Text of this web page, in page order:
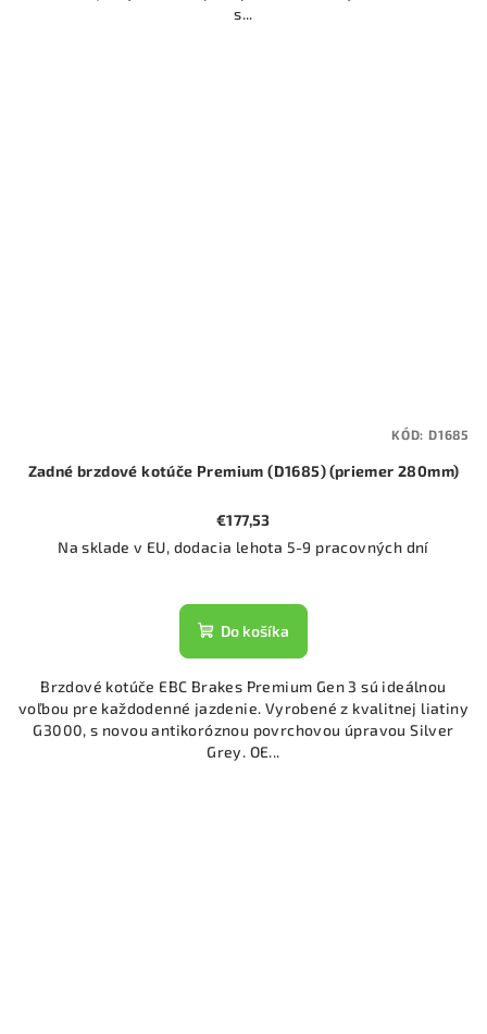
s...
Zadné brzdové kotúče Premium (D1685) (priemer 280mm)
€177,53
Na sklade v EU, dodacia lehota 5-9 pracovných dní
Do košíka
Brzdové kotúče EBC Brakes Premium Gen 3 sú ideálnou
voľbou pre každodenné jazdenie. Vyrobené z kvalitnej liatiny
G3000, s novou antikoróznou povrchovou úpravou Silver
Grey. OE...
KÓD: D1685